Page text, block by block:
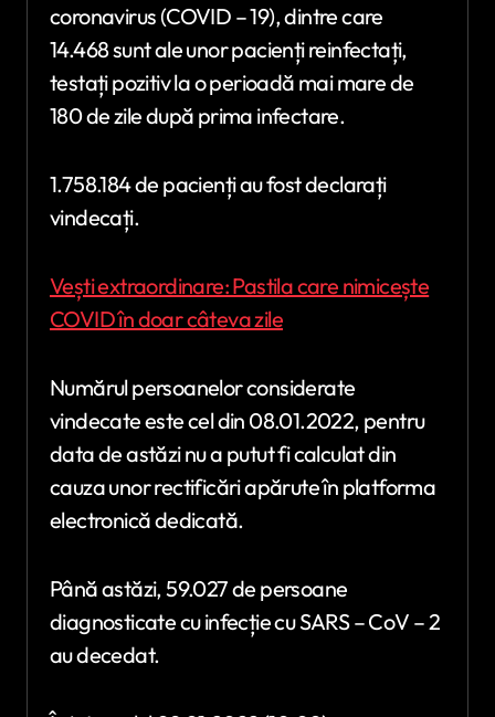
coronavirus (COVID – 19), dintre care
14.468 sunt ale unor pacienți reinfectați,
testați pozitiv la o perioadă mai mare de
180 de zile după prima infectare.
1.758.184 de pacienți au fost declarați
vindecați.
Vești extraordinare: Pastila care nimicește
COVID în doar câteva zile
Numărul persoanelor considerate
vindecate este cel din 08.01.2022, pentru
data de astăzi nu a putut fi calculat din
cauza unor rectificări apărute în platforma
electronică dedicată.
Până astăzi, 59.027 de persoane
diagnosticate cu infecție cu SARS – CoV – 2
au decedat.